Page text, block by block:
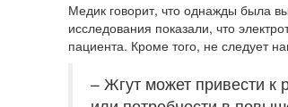
Медик говорит, что однажды была
исследования показали, что
пациента. Кроме того, не следует
– Жгут может привести к